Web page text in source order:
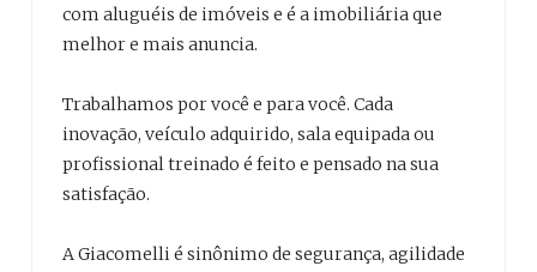
com aluguéis de imóveis e é a imobiliária que
melhor e mais anuncia.
Trabalhamos por você e para você. Cada
inovação, veículo adquirido, sala equipada ou
profissional treinado é feito e pensado na sua
satisfação.
A Giacomelli é sinônimo de segurança, agilidade